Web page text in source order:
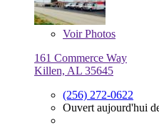
VoirPhotos
161 Commerce Way
Killen, AL 35645
(256) 272-0622
Ouvert aujourd'hui